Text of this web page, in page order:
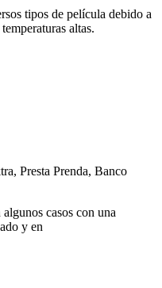
tipos de película debido a
altas.
Presta Prenda, Banco
casos con una
y en